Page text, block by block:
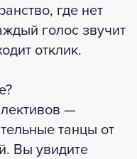
где нет
голос звучит
отклик.
—
танцы от
Вы увидите